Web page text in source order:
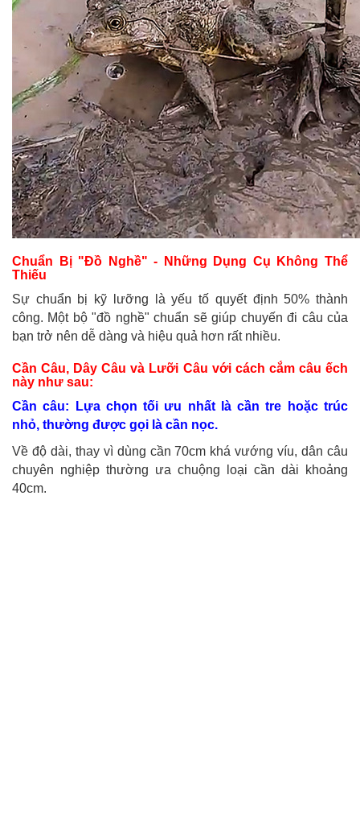
Chuẩn Bị "Đồ Nghề" - Những Dụng Cụ Không Thể
Thiếu
Sự chuẩn bị kỹ lưỡng là yếu tố quyết định 50% thành
công. Một bộ "đồ nghề" chuẩn sẽ giúp chuyến đi câu của
bạn trở nên dễ dàng và hiệu quả hơn rất nhiều.
Cần Câu, Dây Câu và Lưỡi Câu với cách cắm câu ếch
này như sau:
Cần câu: Lựa chọn tối ưu nhất là cần tre hoặc trúc
nhỏ, thường được gọi là cần nọc.
Về độ dài, thay vì dùng cần 70cm khá vướng víu, dân câu
chuyên nghiệp thường ưa chuộng loại cần dài khoảng
40cm.